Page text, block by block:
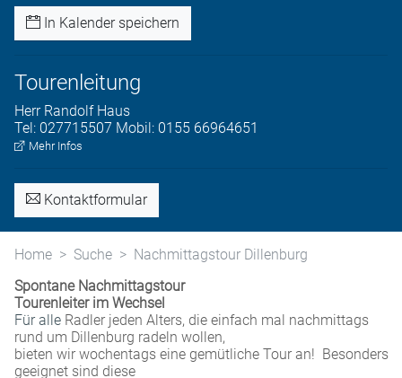
In Kalender speichern
Tourenleitung
Herr Randolf Haus
Tel: 027715507 Mobil: 0155 66964651
Mehr Infos
Kontaktformular
Home Suche
Nachmittagstour Dillenburg
Spontane Nachmittagstour
Tourenleiter im Wechsel
Für alle Radler jeden Alters, die einfach mal nachmittags
rund um Dillenburg radeln wollen,
bieten wir wochentags eine gemütliche Tour an! Besonders
geeignet sind diese